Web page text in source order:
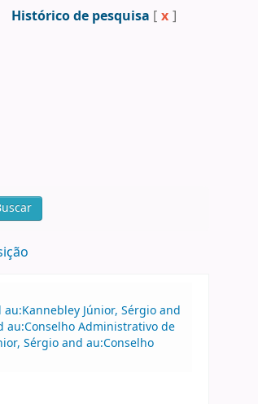
Histórico de pesquisa [ x ]
Júnior, Sérgio and
au:Conselho Administrativo de
Sérgio and au:Conselho